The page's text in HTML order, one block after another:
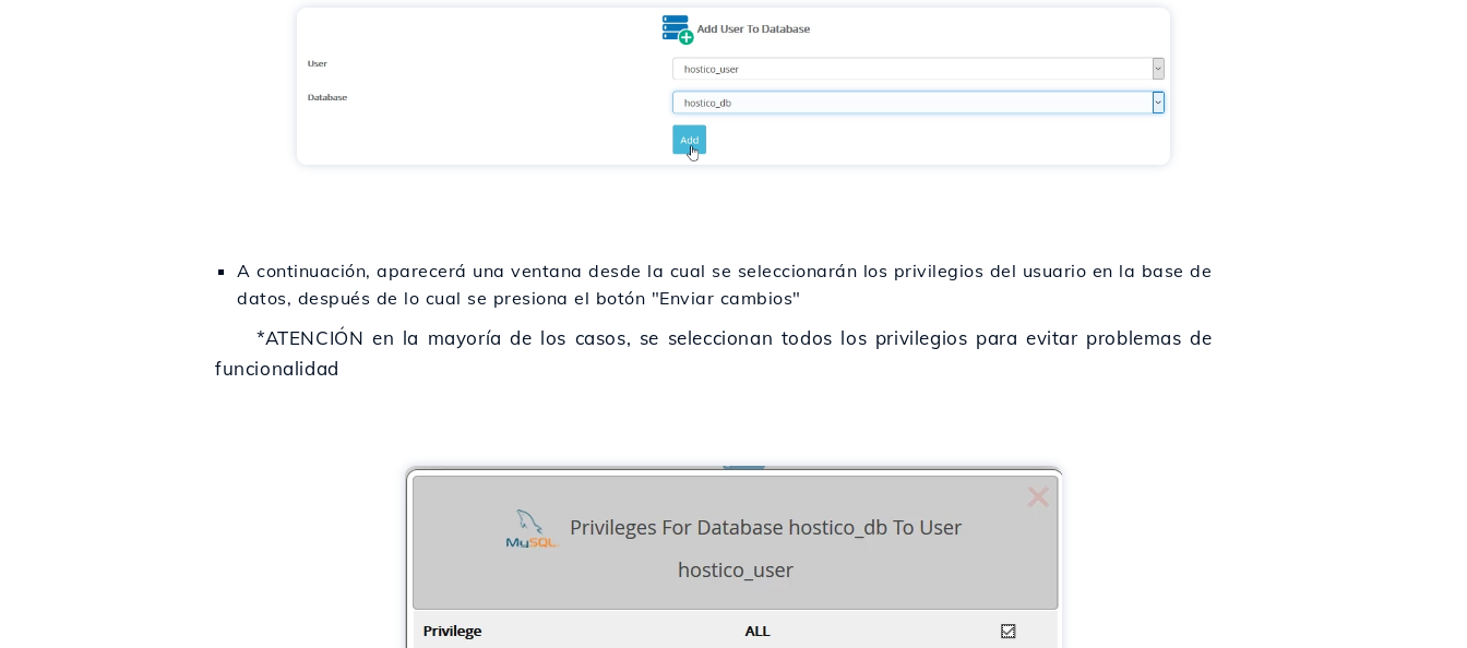
A continuación, aparecerá una ventana desde la cual se seleccionarán los privilegios del usuario en la base de
datos, después de lo cual se presiona el botón "Enviar cambios"
*ATENCIÓN en la mayoría de los casos, se seleccionan todos los privilegios para evitar problemas de
funcionalidad